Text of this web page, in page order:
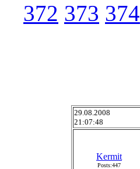
372 373 374
29.08.2008
21:07:48
Kermit
Posts:447